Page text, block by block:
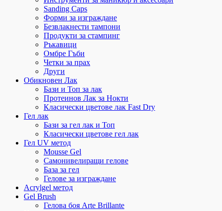
Sanding Caps
Форми за изграждане
Безвлакнести тампони
Продукти за стампинг
Ръкавици
Омбре Гъби
Четки за прах
Други
Обикновен Лак
Бази и Топ за лак
Протеинов Лак за Нокти
Класически цветове лак Fast Dry
Гел лак
Бази за гел лак и Топ
Класически цветове гел лак
Гел UV метод
Mousse Gel
Самонивелиращи гелове
База за гел
Гелове за изграждане
Acrylgel метод
Gel Brush
Гелова боя Arte Brillante